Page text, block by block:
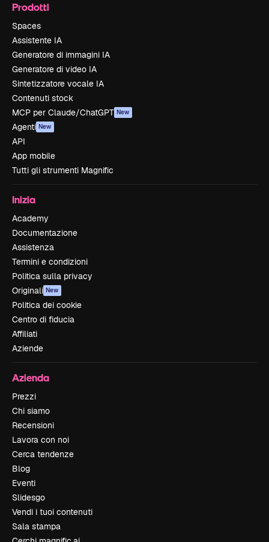
Prodotti
Spaces
Assistente IA
Generatore di immagini IA
Generatore di video IA
Sintetizzatore vocale IA
Contenuti stock
MCP per Claude/ChatGPT New
Agenti New
API
App mobile
Tutti gli strumenti Magnific
Inizia
Academy
Documentazione
Assistenza
Termini e condizioni
Politica sulla privacy
Originali New
Politica dei cookie
Centro di fiducia
Affiliati
Aziende
Azienda
Prezzi
Chi siamo
Recensioni
Lavora con noi
Cerca tendenze
Blog
Eventi
Slidesgo
Vendi i tuoi contenuti
Sala stampa